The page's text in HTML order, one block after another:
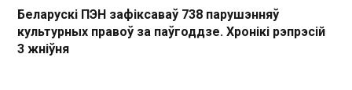
Беларускі ПЭН зафіксаваў 738 парушэнняў
культурных правоў за паўгоддзе. Хронікі рэпрэсій
3 жніўня